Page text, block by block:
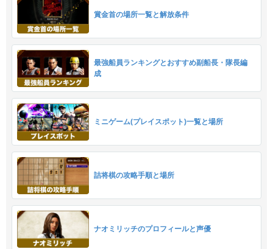
賞金首の場所一覧と解放条件
最強船員ランキングとおすすめ副船長・隊長編
成
ミニゲーム(プレイスポット)一覧と場所
詰将棋の攻略手順と場所
ナオミリッチのプロフィールと声優